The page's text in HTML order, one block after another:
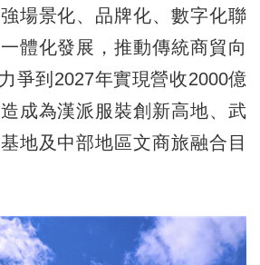
場景化、品牌化、數字化聯
體化發展，推動傳統商貿向
爭到2027年實現營收2000億
成為漢派服裝創新高地、武
地及中部地區文商旅融合目